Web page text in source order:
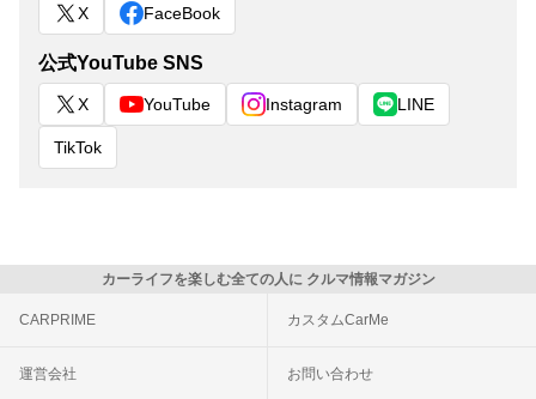
X FaceBook
公式YouTube SNS
X YouTube Instagram LINE
TikTok
カーライフを楽しむ全ての人に クルマ情報マガジン
CARPRIME カスタムCarMe
運営会社 お問い合わせ